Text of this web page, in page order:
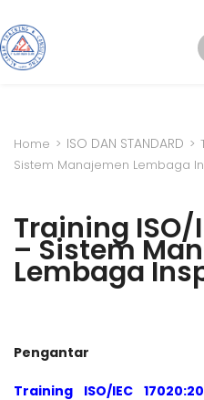
Home > ISO DAN STANDARD >
Sistem Manajemen Lembaga
Training ISO/
– Sistem
Lembaga
Pengantar
Training ISO/IEC